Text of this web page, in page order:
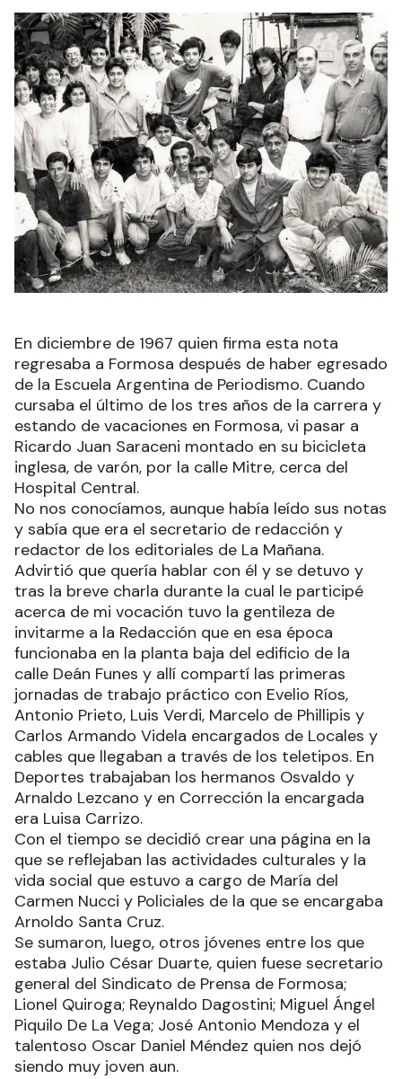
En diciembre de 1967 quien firma esta nota
regresaba a Formosa después de haber egresado
de la Escuela Argentina de Periodismo. Cuando
cursaba el último de los tres años de la carrera y
estando de vacaciones en Formosa, vi pasar a
Ricardo Juan Saraceni montado en su bicicleta
inglesa, de varón, por la calle Mitre, cerca del
Hospital Central.
No nos conocíamos, aunque había leído sus notas
y sabía que era el secretario de redacción y
redactor de los editoriales de La Mañana.
Advirtió que quería hablar con él y se detuvo y
tras la breve charla durante la cual le participé
acerca de mi vocación tuvo la gentileza de
invitarme a la Redacción que en esa época
funcionaba en la planta baja del edificio de la
calle Deán Funes y allí compartí las primeras
jornadas de trabajo práctico con Evelio Ríos,
Antonio Prieto, Luis Verdi, Marcelo de Phillipis y
Carlos Armando Videla encargados de Locales y
cables que llegaban a través de los teletipos. En
Deportes trabajaban los hermanos Osvaldo y
Arnaldo Lezcano y en Corrección la encargada
era Luisa Carrizo.
Con el tiempo se decidió crear una página en la
que se reflejaban las actividades culturales y la
vida social que estuvo a cargo de María del
Carmen Nucci y Policiales de la que se encargaba
Arnoldo Santa Cruz.
Se sumaron, luego, otros jóvenes entre los que
estaba Julio César Duarte, quien fuese secretario
general del Sindicato de Prensa de Formosa;
Lionel Quiroga; Reynaldo Dagostini; Miguel Ángel
Piquilo De La Vega; José Antonio Mendoza y el
talentoso Oscar Daniel Méndez quien nos dejó
siendo muy joven aun.